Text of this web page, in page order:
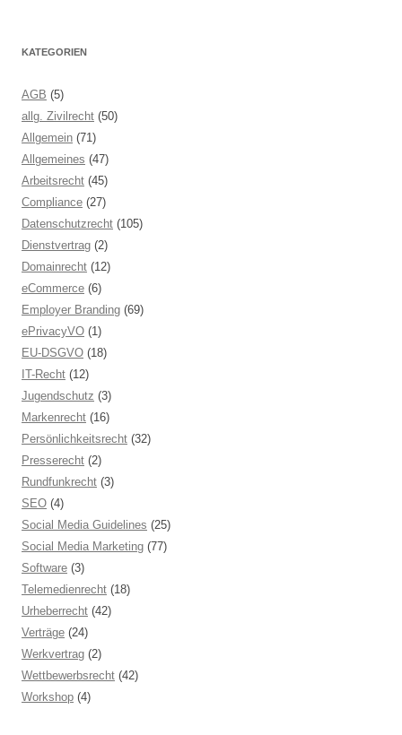
KATEGORIEN
AGB (5)
allg. Zivilrecht (50)
Allgemein (71)
Allgemeines (47)
Arbeitsrecht (45)
Compliance (27)
Datenschutzrecht (105)
Dienstvertrag (2)
Domainrecht (12)
eCommerce (6)
Employer Branding (69)
ePrivacyVO (1)
EU-DSGVO (18)
IT-Recht (12)
Jugendschutz (3)
Markenrecht (16)
Persönlichkeitsrecht (32)
Presserecht (2)
Rundfunkrecht (3)
SEO (4)
Social Media Guidelines (25)
Social Media Marketing (77)
Software (3)
Telemedienrecht (18)
Urheberrecht (42)
Verträge (24)
Werkvertrag (2)
Wettbewerbsrecht (42)
Workshop (4)